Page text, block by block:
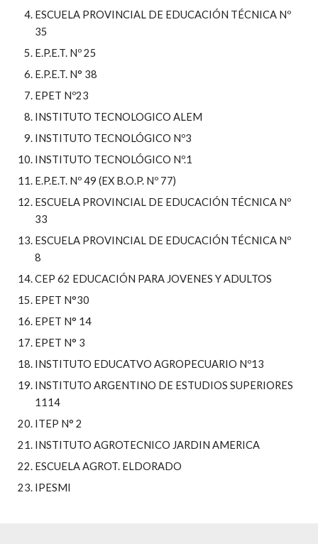
ESCUELA PROVINCIAL DE EDUCACIÓN TÉCNICA Nº
35
E.P.E.T. Nº 25
E.P.E.T. N° 38
EPET Nº23
INSTITUTO TECNOLOGICO ALEM
INSTITUTO TECNOLÓGICO Nº3
INSTITUTO TECNOLÓGICO Nº.1
E.P.E.T. Nº 49 (EX B.O.P. Nº 77)
ESCUELA PROVINCIAL DE EDUCACIÓN TÉCNICA Nº
33
ESCUELA PROVINCIAL DE EDUCACIÓN TÉCNICA Nº
8
CEP 62 EDUCACIÓN PARA JOVENES Y ADULTOS
EPET N°30
EPET N° 14
EPET N° 3
INSTITUTO EDUCATVO AGROPECUARIO Nº13
INSTITUTO ARGENTINO DE ESTUDIOS SUPERIORES
1114
ITEP N° 2
INSTITUTO AGROTECNICO JARDIN AMERICA
ESCUELA AGROT. ELDORADO
IPESMI